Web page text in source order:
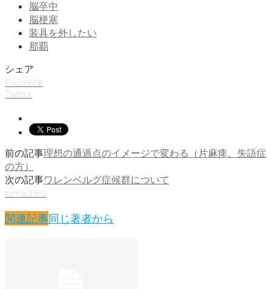
脳卒中
脳梗塞
装具を外したい
那覇
シェア
Facebook
Twitter
前の記事理想の通過点のイメージで変わる（片麻痺、失語症
の方）
次の記事ワレンベルグ症候群について
tamashiro
関連記事同じ著者から